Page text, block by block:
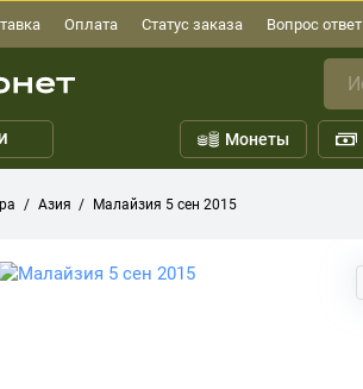
Оплата Статус заказа Вопрос ответ
Монеты
Азия Малайзия 5 сен 2015